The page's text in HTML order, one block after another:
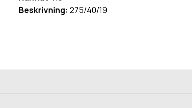
Beskrivning: 275/40/19